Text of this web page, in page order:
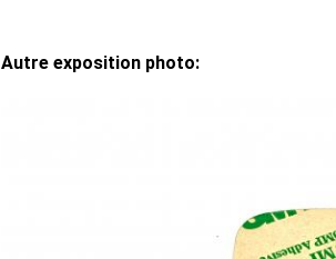
Autre exposition photo: